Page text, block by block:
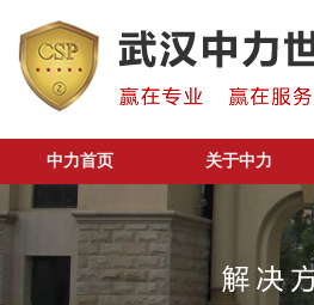
中力首页 关于中力